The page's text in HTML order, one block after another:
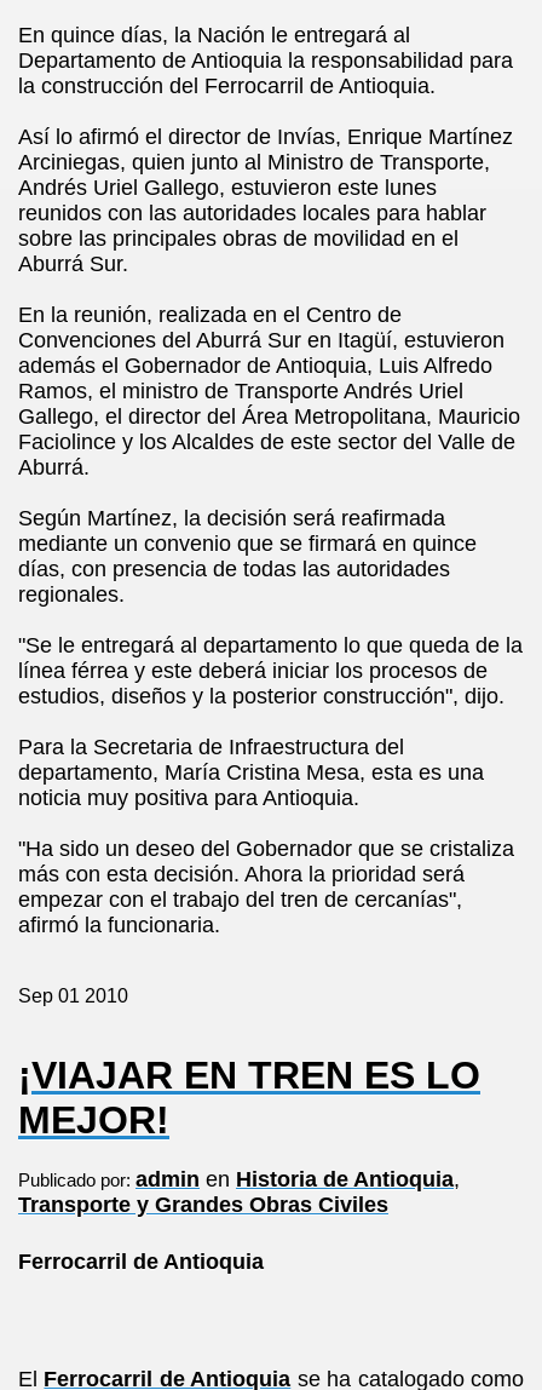
En quince días, la Nación le entregará al
Departamento de Antioquia la responsabilidad para
la construcción del Ferrocarril de Antioquia.
Así lo afirmó el director de Invías, Enrique Martínez
Arciniegas, quien junto al Ministro de Transporte,
Andrés Uriel Gallego, estuvieron este lunes
reunidos con las autoridades locales para hablar
sobre las principales obras de movilidad en el
Aburrá Sur.
En la reunión, realizada en el Centro de
Convenciones del Aburrá Sur en Itagüí, estuvieron
además el Gobernador de Antioquia, Luis Alfredo
Ramos, el ministro de Transporte Andrés Uriel
Gallego, el director del Área Metropolitana, Mauricio
Faciolince y los Alcaldes de este sector del Valle de
Aburrá.
Según Martínez, la decisión será reafirmada
mediante un convenio que se firmará en quince
días, con presencia de todas las autoridades
regionales.
"Se le entregará al departamento lo que queda de la
línea férrea y este deberá iniciar los procesos de
estudios, diseños y la posterior construcción", dijo.
Para la Secretaria de Infraestructura del
departamento, María Cristina Mesa, esta es una
noticia muy positiva para Antioquia.
"Ha sido un deseo del Gobernador que se cristaliza
más con esta decisión. Ahora la prioridad será
empezar con el trabajo del tren de cercanías",
afirmó la funcionaria.
Sep 01 2010
¡VIAJAR EN TREN ES LO
MEJOR!
Publicado por: admin en Historia de Antioquia,
Transporte y Grandes Obras Civiles
Ferrocarril de Antioquia
El Ferrocarril de Antioquia se ha catalogado como